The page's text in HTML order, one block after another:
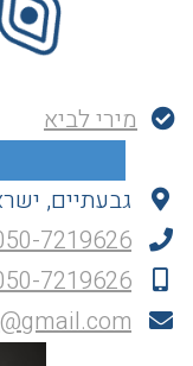
מירי לביא
גבעתיים,
7219626
7219626